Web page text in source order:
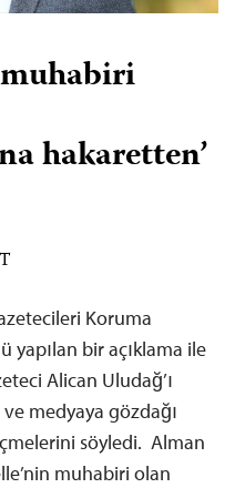
hakaretten’
Koruma
yapılan bir açıklama ile
Alican Uludağ’ı
medyaya gözdağı
söyledi. Alman
muhabiri olan